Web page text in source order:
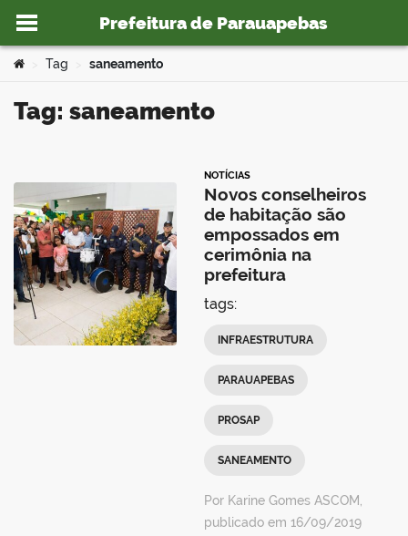
Ir para o conteúdo
Prefeitura de Parauapebas
Você está aqui:
Tag saneamento
Tag: saneamento
NOTÍCIAS
Novos conselheiros
de habitação são
empossados em
cerimônia na
prefeitura
tags:
INFRAESTRUTURA
PARAUAPEBAS
PROSAP
SANEAMENTO
Por Karine Gomes ASCOM,
publicado em 16/09/2019